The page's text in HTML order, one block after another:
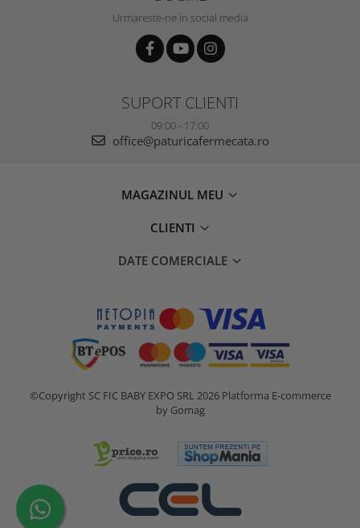
Urmareste-ne in social media
SUPORT CLIENTI
09:00 - 17:00
office@paturicafermecata.ro
MAGAZINUL MEU
CLIENTI
DATE COMERCIALE
©Copyright SC FIC BABY EXPO SRL 2026 Platforma E-commerce
by Gomag